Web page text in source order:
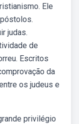
Ele
judas.
de
Escritos
da
os judeus e
privilégio